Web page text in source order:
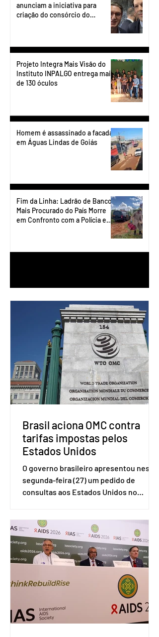
anunciam a iniciativa para
criação do consórcio do
Projeto Integra Mais Visão do
Instituto INPALGO entrega mais
de 130 óculos
Homem é assassinado a facadas
em Águas Lindas de Goiás
Fim da Linha: Ladrão de Banco
Mais Procurado do País Morre
em Confronto com a Polícia em
Brasil aciona OMC contra
tarifas impostas pelos
Estados Unidos
O governo brasileiro apresentou nesta
segunda-feira (27) um pedido de
consultas aos Estados Unidos no
(OMC), contestando duas medidas
tarifárias adotadas pelo país norte-
americano com base na Seção 301 da
Lei de Comércio de 1974. Segundo nota
divulgada pelo Ministério das Relações
Exteriores, o Brasil considera que as
incompatíveis com as obrigações
assumidas pelos Estados Unid